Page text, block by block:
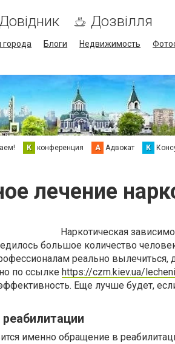
Дозвілля
города Блоги Недвижимость
К конференция А Адвокат К
лечение
Наркотическая
большое количество
реально вылечиться,
по ссылке https://czm.kiev.ua/
Еще лучше будет,
именно обращение в